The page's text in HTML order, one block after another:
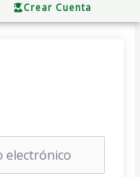
Crear Cuenta